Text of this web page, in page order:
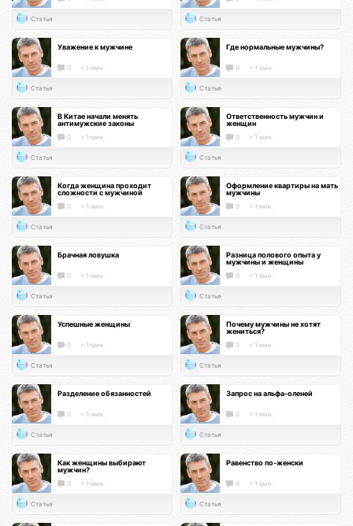
Статья Статья
Уважение к мужчине
0 < 1 мин.
Статья
Где нормальные мужчины?
0 < 1 мин.
Статья
В Китае начали менять
антимужские законы
0 < 1 мин.
Статья
Ответственность мужчин и
женщин
0 < 1 мин.
Статья
Когда женщина проходит
сложности с мужчиной
0 < 1 мин.
Статья
Оформление квартиры на мать
мужчины
0 < 1 мин.
Статья
Брачная ловушка
0 < 1 мин.
Статья
Разница полового опыта у
мужчины и женщины
0 < 1 мин.
Статья
Успешные женщины
0 < 1 мин.
Статья
Почему мужчины не хотят
жениться?
0 < 1 мин.
Статья
Разделение обязанностей
0 < 1 мин.
Статья
Запрос на альфа-оленей
0 < 1 мин.
Статья
Как женщины выбирают
мужчин?
0 < 1 мин.
Статья
Равенство по-женски
0 < 1 мин.
Статья